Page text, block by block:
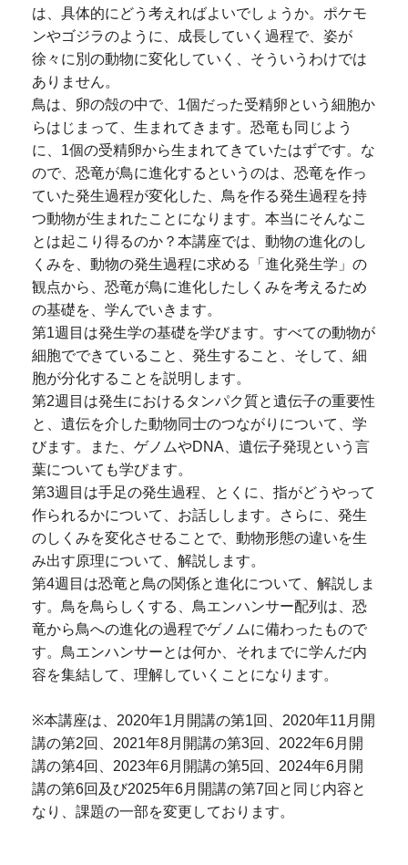
は、具体的にどう考えればよいでしょうか。ポケモ
ンやゴジラのように、成長していく過程で、姿が
徐々に別の動物に変化していく、そういうわけでは
ありません。
鳥は、卵の殻の中で、1個だった受精卵という細胞か
らはじまって、生まれてきます。恐竜も同じよう
に、1個の受精卵から生まれてきていたはずです。な
ので、恐竜が鳥に進化するというのは、恐竜を作っ
ていた発生過程が変化した、鳥を作る発生過程を持
つ動物が生まれたことになります。本当にそんなこ
とは起こり得るのか？本講座では、動物の進化のし
くみを、動物の発生過程に求める「進化発生学」の
観点から、恐竜が鳥に進化したしくみを考えるため
の基礎を、学んでいきます。
第1週目は発生学の基礎を学びます。すべての動物が
細胞でできていること、発生すること、そして、細
胞が分化することを説明します。
第2週目は発生におけるタンパク質と遺伝子の重要性
と、遺伝を介した動物同士のつながりについて、学
びます。また、ゲノムやDNA、遺伝子発現という言
葉についても学びます。
第3週目は手足の発生過程、とくに、指がどうやって
作られるかについて、お話しします。さらに、発生
のしくみを変化させることで、動物形態の違いを生
み出す原理について、解説します。
第4週目は恐竜と鳥の関係と進化について、解説しま
す。鳥を鳥らしくする、鳥エンハンサー配列は、恐
竜から鳥への進化の過程でゲノムに備わったもので
す。鳥エンハンサーとは何か、それまでに学んだ内
容を集結して、理解していくことになります。
※本講座は、2020年1月開講の第1回、2020年11月開
講の第2回、2021年8月開講の第3回、2022年6月開
講の第4回、2023年6月開講の第5回、2024年6月開
講の第6回及び2025年6月開講の第7回と同じ内容と
なり、課題の一部を変更しております。